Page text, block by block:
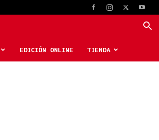
EDICIÓN ONLINE TIENDA